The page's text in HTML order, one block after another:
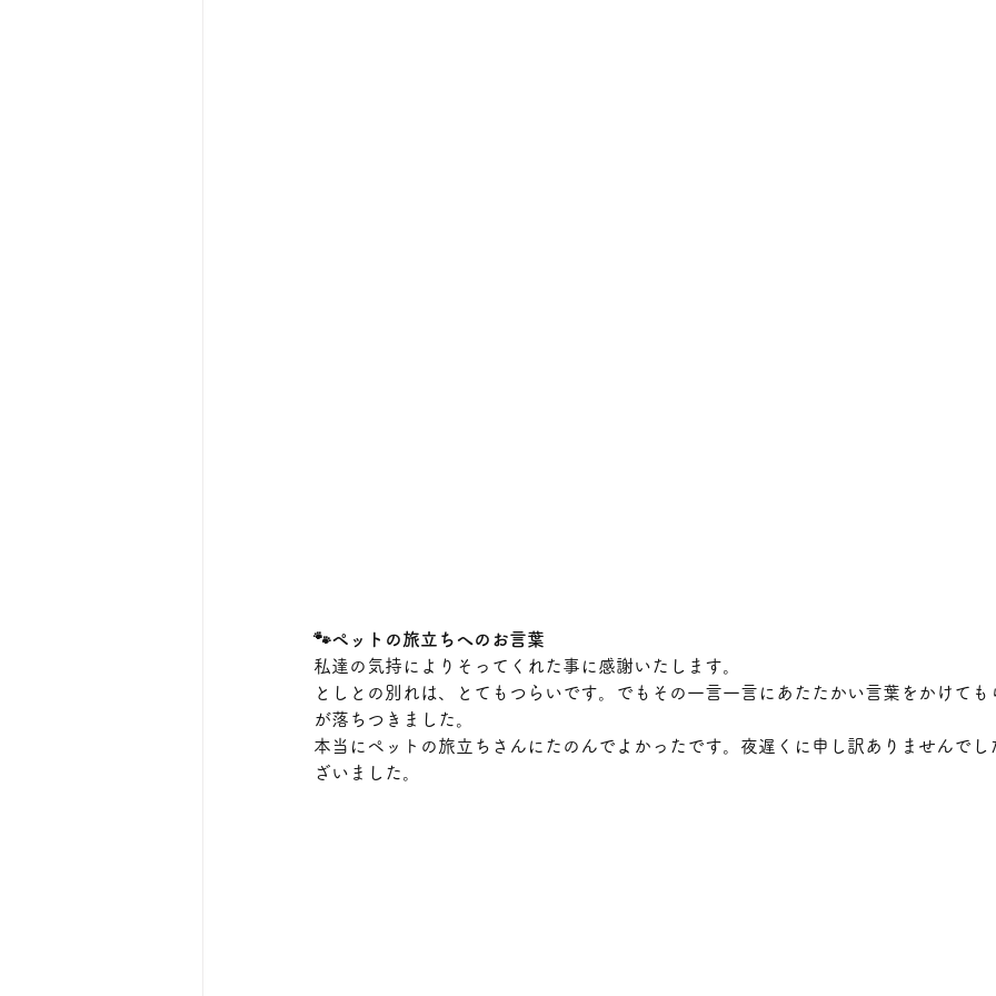
🐾ペットの旅立ちへのお言葉
私達の気持によりそってくれた事に感謝いたします。
としとの別れは、とてもつらいです。でもその一言一言にあたたかい言葉をかけて
が落ちつきました。
本当にペットの旅立ちさんにたのんでよかったです。夜遅くに申し訳ありませんでし
ざいました。